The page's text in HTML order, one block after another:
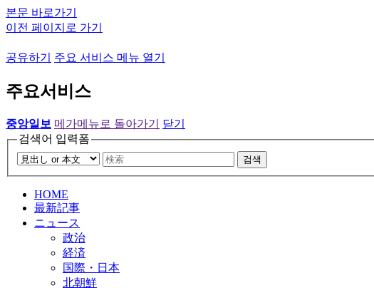
본문 바로가기
이전 페이지로 가기
공유하기 주요 서비스 메뉴 열기
주요서비스
중앙일보 메가메뉴로 돌아가기
닫기
검색어 입력폼
검색
HOME
最新記事
ニュース
政治
経済
国際・日本
北朝鮮